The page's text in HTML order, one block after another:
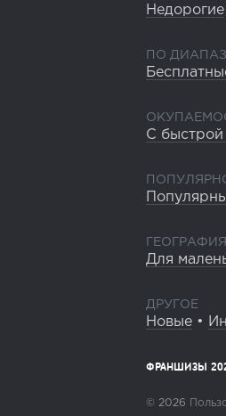
Недорогие
ПО
С быстрой
ГЕОГРАФИЯ
Для
ДРУГОЕ
Новые •
ФРАНШИЗЫ
© 2026